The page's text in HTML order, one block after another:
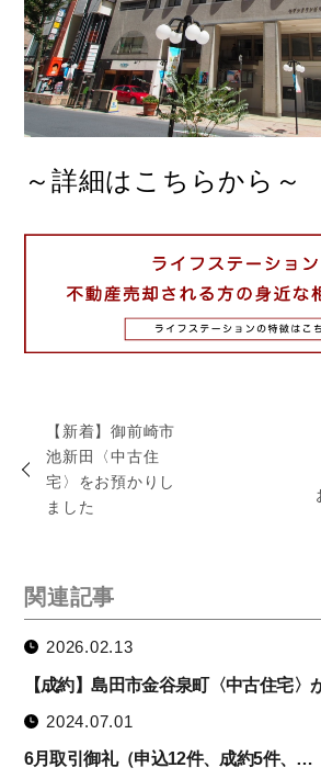
～詳細はこちらから～
【新着】御前崎市
池新田〈中古住
宅〉をお預かりし
ました
関連記事
2026.02.13
【成約】島田市金谷泉町〈中古住宅〉
2024.07.01
6月取引御礼（申込12件、成約5件、…